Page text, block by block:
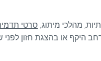
מהלכי מיתוג, סרטי
היקף או בהצגת חזון לפני